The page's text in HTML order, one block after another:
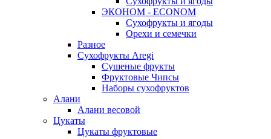
ЭКОНОМ - ECONOM
Сухофрукты и ягоды
Орехи и семечки
Разное
Сухофрукты Aregi
Сушеные фрукты
Фруктовые Чипсы
Наборы сухофруктов
Алани
Алани весовой
Цукаты
Цукаты фруктовые